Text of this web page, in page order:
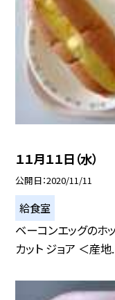
１１月１１日（水）
公開日 2020/11/11
給食室
ベーコンエッグのホ
カット ジョア ＜産地